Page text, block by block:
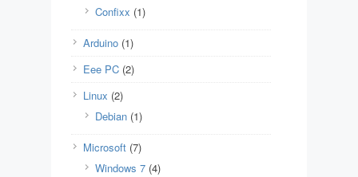
Confixx (1)
Arduino (1)
Eee PC (2)
Linux (2)
Debian (1)
Microsoft (7)
Windows 7 (4)